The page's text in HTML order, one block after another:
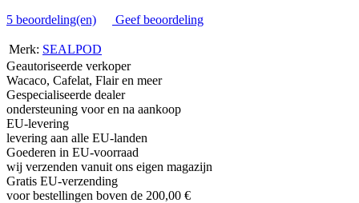
5 beoordeling(en)
Geef beoordeling
Merk: SEALPOD
Geautoriseerde verkoper
Wacaco, Cafelat, Flair en meer
Gespecialiseerde dealer
ondersteuning voor en na aankoop
EU-levering
levering aan alle EU-landen
Goederen in EU-voorraad
wij verzenden vanuit ons eigen magazijn
Gratis EU-verzending
voor bestellingen boven de 200,00 €